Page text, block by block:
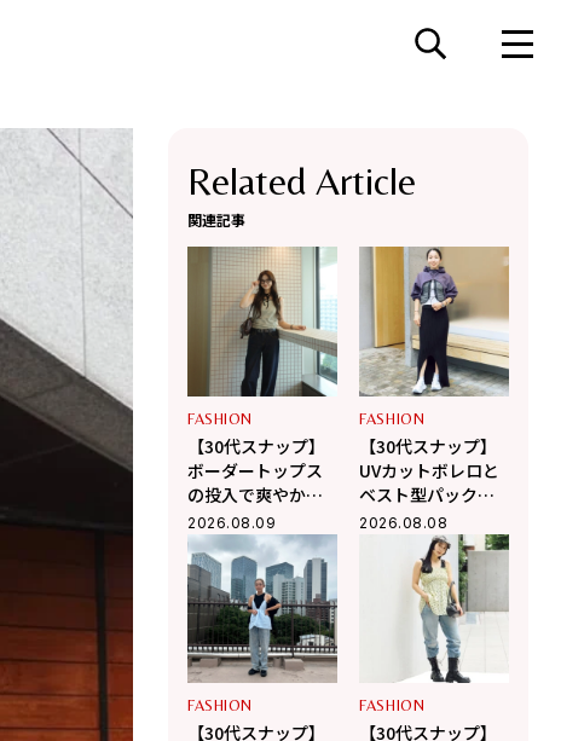
Related Article
関連記事
FASHION
【30代スナップ】
ボーダートップス
の投入で爽やか
に！夏に着たい大
人のデニムスタイ
ル
2026.08.09
FASHION
【30代スナップ】
UVカットボレロと
ベスト型パックを
レイヤード！
「ザ・ノース・フ
ェイス」で作る大
人カジュアル
2026.08.08
FASHION
【30代スナップ】
FASHION
【30代スナップ】